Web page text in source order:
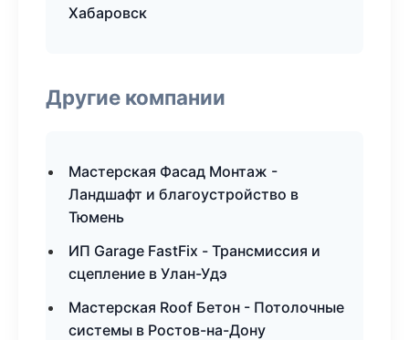
Хабаровск
Другие компании
Мастерская Фасад Монтаж -
Ландшафт и благоустройство в
Тюмень
ИП Garage FastFix - Трансмиссия и
сцепление в Улан-Удэ
Мастерская Roof Бетон - Потолочные
системы в Ростов-на-Дону